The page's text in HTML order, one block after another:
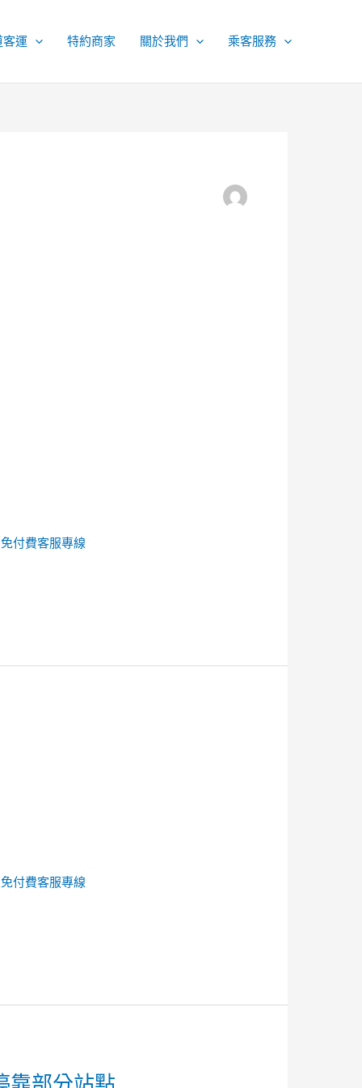
運 特約商家 關於我們 乘客服務
免付費客服專線
免付費客服專線